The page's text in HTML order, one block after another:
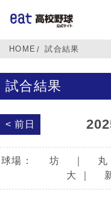
HOME 試合結果
試合結果
< 前日
球場： 坊
大